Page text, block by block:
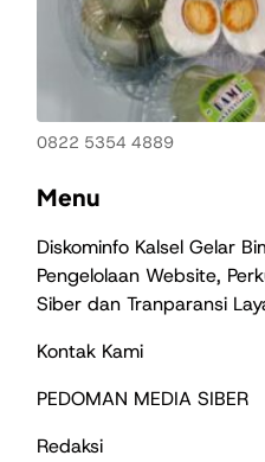
0822 5354 4889
Menu
Diskominfo Kalsel Gelar
Pengelolaan Website,
Siber dan Tranparansi
Kontak Kami
PEDOMAN MEDIA SIBER
Redaksi